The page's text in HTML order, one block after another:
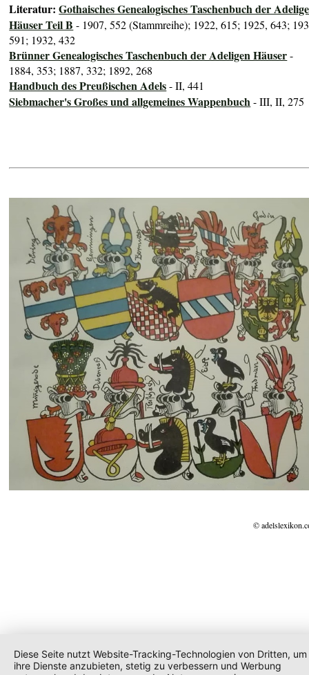
Literatur:Gothaisches Genealogisches Taschenbuch der
Häuser Teil B - 1907, 552 (Stammreihe); 1922, 615; 1925, 643;
591; 1932, 432
Brünner Genealogisches Taschenbuch der Adeligen Häuser-
1884, 353; 1887, 332; 1892, 268
Handbuch des Preußischen Adels- II, 441
Siebmacher's Großes und allgemeines Wappenbuch- III, II, 275
©
Diese Seite nutzt Website-Tracking-Technologien von Dritten, um
ihre Dienste anzubieten, stetig zu verbessern und Werbung